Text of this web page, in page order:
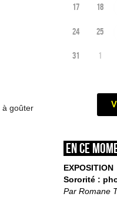
à goûter
17 18
24 25
31 1
En ce
EXPOSITION
Sororité :
Par Romane